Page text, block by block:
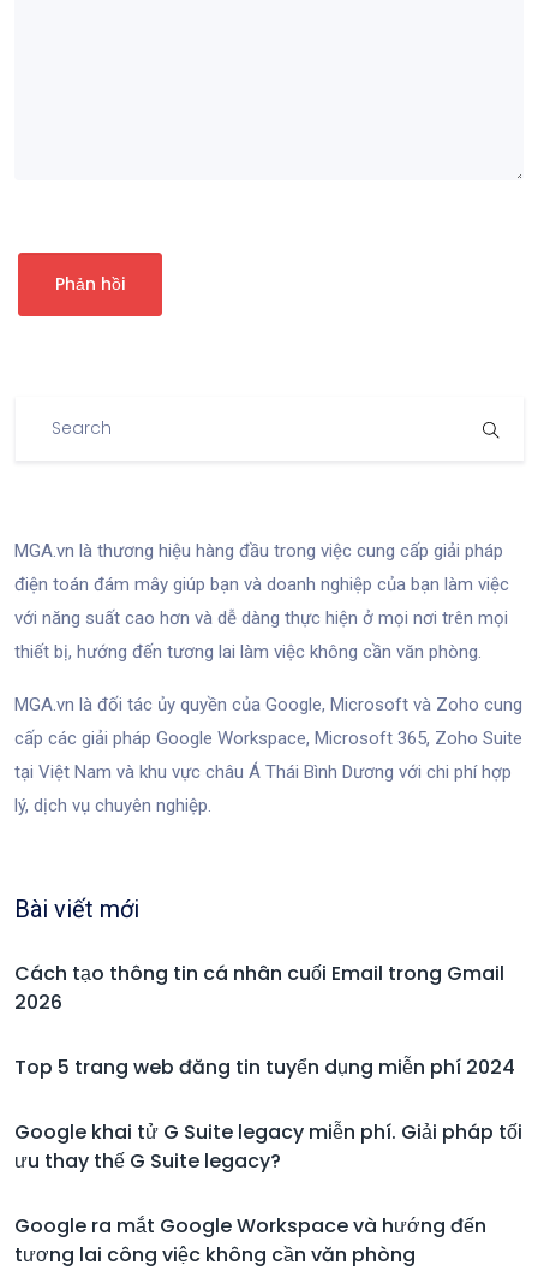
MGA.vn là thương hiệu hàng đầu trong việc cung cấp giải pháp
điện toán đám mây giúp bạn và doanh nghiệp của bạn làm việc
với năng suất cao hơn và dễ dàng thực hiện ở mọi nơi trên mọi
thiết bị, hướng đến tương lai làm việc không cần văn phòng.
MGA.vn là đối tác ủy quyền của Google, Microsoft và Zoho cung
cấp các giải pháp Google Workspace, Microsoft 365, Zoho Suite
tại Việt Nam và khu vực châu Á Thái Bình Dương với chi phí hợp
lý, dịch vụ chuyên nghiệp.
Bài viết mới
Cách tạo thông tin cá nhân cuối Email trong Gmail
2026
Top 5 trang web đăng tin tuyển dụng miễn phí 2024
Google khai tử G Suite legacy miễn phí. Giải pháp tối
ưu thay thế G Suite legacy?
Google ra mắt Google Workspace và hướng đến
tương lai công việc không cần văn phòng